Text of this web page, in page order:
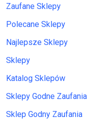
Zaufane Sklepy
Polecane Sklepy
Najlepsze Sklepy
Sklepy
Katalog Sklepów
Sklepy Godne Zaufania
Sklep Godny Zaufania